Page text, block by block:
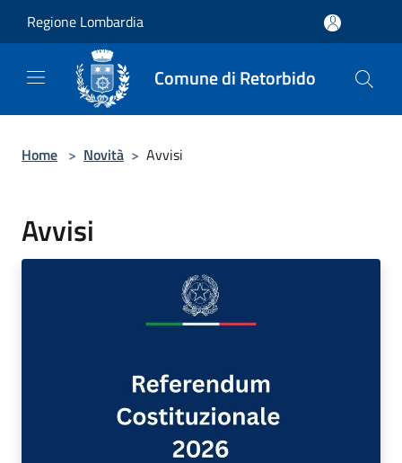
Regione Lombardia
Comune di Retorbido
Home > Novità > Avvisi
Avvisi